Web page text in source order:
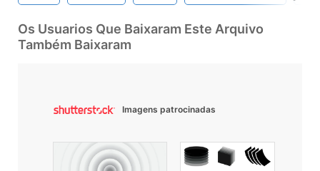
Os Usuarios Que Baixaram Este Arquivo
Também Baixaram
Imagens patrocinadas